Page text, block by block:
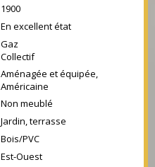
1900
En excellent état
Gaz
Collectif
Aménagée et équipée,
Américaine
Non meublé
Jardin, terrasse
Bois/PVC
Est-Ouest